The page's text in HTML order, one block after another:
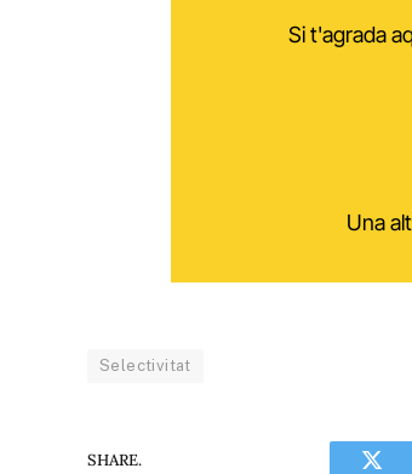
Si t'agrada
Una
Selectivitat
SHARE.